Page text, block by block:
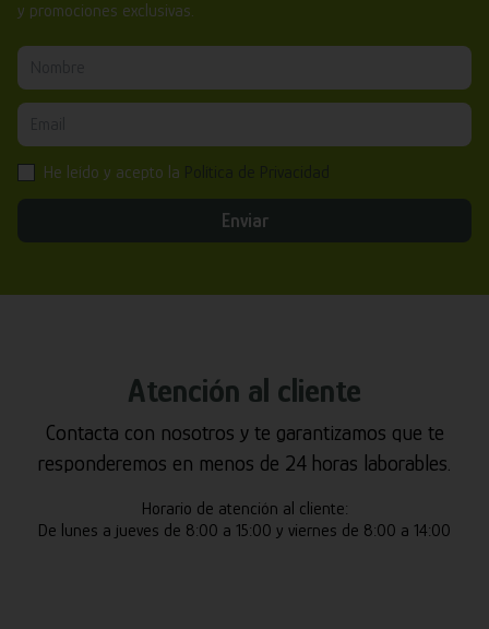
y promociones exclusivas.
He leído y acepto la
Enviar
Atención al cliente
Contacta con nosotros y te garantizamos que te
responderemos en menos de 24 horas laborables.
Horario de atención al cliente:
De lunes a jueves de 8:00 a 15:00 y viernes de 8:00 a 14:00